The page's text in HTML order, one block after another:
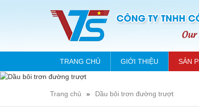
TRANG CHỦ GIỚI THIỆU SẢN
Trang chủ » Dầu bôi trơn đường trượt